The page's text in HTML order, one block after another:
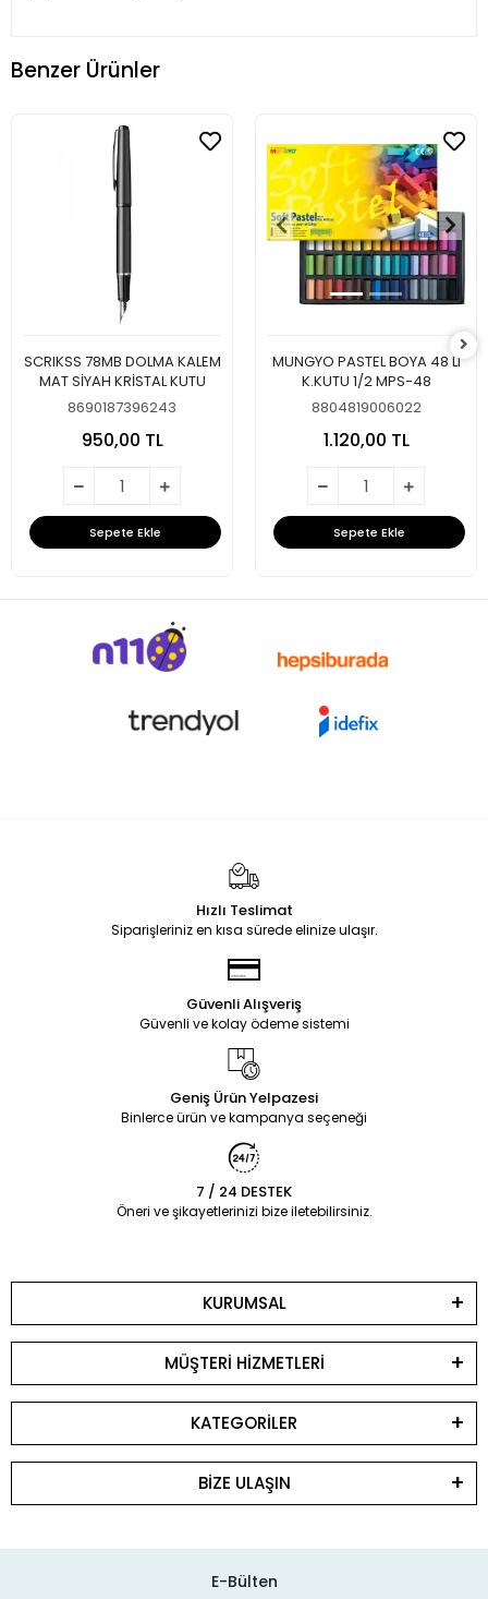
Benzer Ürünler
SCRIKSS 78MB DOLMA KALEM
MAT SİYAH KRİSTAL KUTU
8690187396243
950,00 TL
Sepete Ekle
MUNGYO PASTEL BOYA 48 LI
K.KUTU 1/2 MPS-48
8804819006022
1.120,00 TL
Sepete Ekle
Hızlı Teslimat
Siparişleriniz en kısa sürede elinize ulaşır.
Güvenli Alışveriş
Güvenli ve kolay ödeme sistemi
Geniş Ürün Yelpazesi
Binlerce ürün ve kampanya seçeneği
7 / 24 DESTEK
Öneri ve şikayetlerinizi bize iletebilirsiniz.
KURUMSAL
MÜŞTERİ HİZMETLERİ
KATEGORİLER
BİZE ULAŞIN
E-Bülten